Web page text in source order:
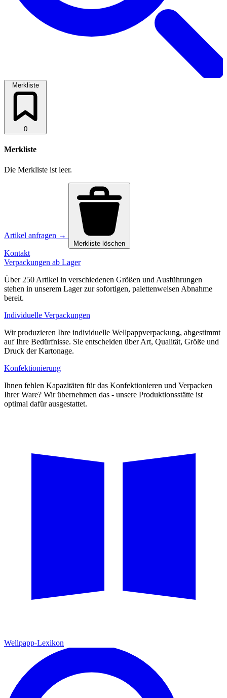
Merkliste
0
Merkliste
Die Merkliste ist leer.
Artikel anfragen →
Merkliste löschen
Kontakt
Verpackungen ab Lager
Über 250 Artikel in verschiedenen Größen und Ausführungen
stehen in unserem Lager zur sofortigen, palettenweisen Abnahme
bereit.
Individuelle Verpackungen
Wir produzieren Ihre individuelle Wellpappverpackung, abgestimmt
auf Ihre Bedürfnisse. Sie entscheiden über Art, Qualität, Größe und
Druck der Kartonage.
Konfektionierung
Ihnen fehlen Kapazitäten für das Konfektionieren und Verpacken
Ihrer Ware? Wir übernehmen das - unsere Produktionsstätte ist
optimal dafür ausgestattet.
Wellpapp-Lexikon